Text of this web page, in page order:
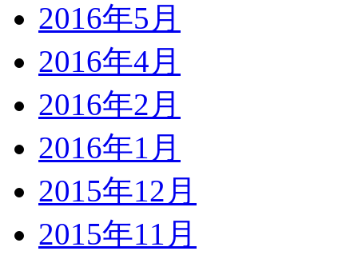
2016年5月
2016年4月
2016年2月
2016年1月
2015年12月
2015年11月